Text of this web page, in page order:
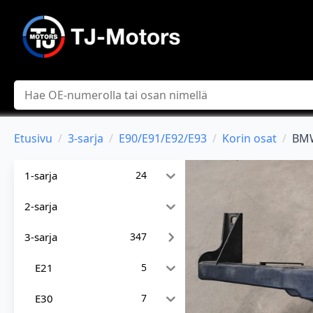
Hae
Etusivu 3-sarja E90/E91/E92/E93 Korin osat
1-sarja 24
2-sarja
3-sarja 347
E21 5
E30 7